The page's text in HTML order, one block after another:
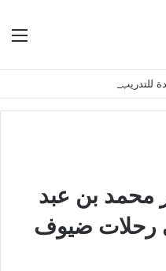
محمد بن عبد
رحلات ضيوف